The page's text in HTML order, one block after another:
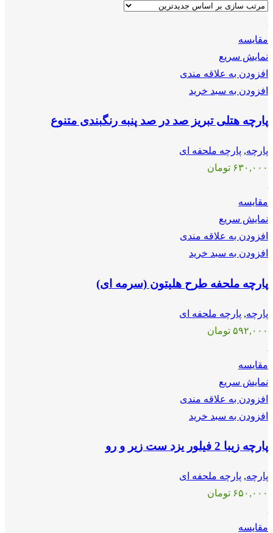
مقايسه
نمایش سریع
افزودن به علاقه مندی
افزودن به سبد خرید
پارچه هتلی تبریز صد در صد پنبه رنگبندی متنوع
پارچه, پارچه ملحفه ای
۶۳۰,۰۰۰ تومان
مقايسه
نمایش سریع
افزودن به علاقه مندی
افزودن به سبد خرید
پارچه ملحفه طرح هلیتون (سرمه ای)
پارچه, پارچه ملحفه ای
۵۹۲,۰۰۰ تومان
مقايسه
نمایش سریع
افزودن به علاقه مندی
افزودن به سبد خرید
پارچه زیبا 2 فیلور یزد ست زیر و رو
پارچه, پارچه ملحفه ای
۶۵۰,۰۰۰ تومان
مقايسه